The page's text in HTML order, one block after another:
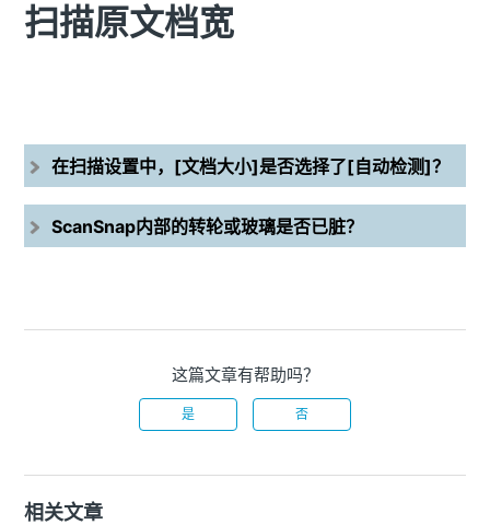
扫描原文档宽
在扫描设置中，[文档大小]是否选择了[自动检测]？
ScanSnap内部的转轮或玻璃是否已脏？
这篇文章有帮助吗？
是 否
相关文章